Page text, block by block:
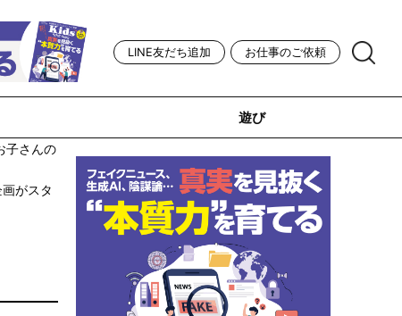
LINE友だち追加 お仕事のご依頼
遊び
子さんの
がスタ